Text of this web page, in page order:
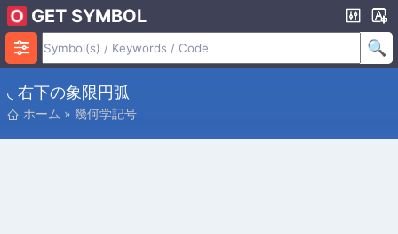
GET SYMBOL
◟ 右下の象限円弧
ホーム » 幾何学記号